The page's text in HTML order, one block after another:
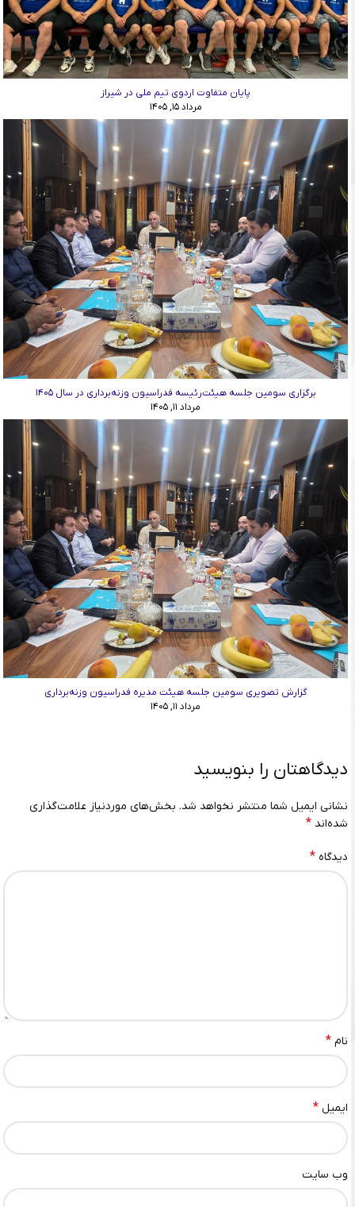
پایان متفاوت اردوی تیم ملی در شیراز
مرداد ۱۵, ۱۴۰۵
برگزاری سومین جلسه هیئت‌رئیسه فدراسیون وزنه‌برداری در سال ۱۴۰۵
مرداد ۱۱, ۱۴۰۵
گزارش تصویری سومین جلسه هیئت مدیره فدراسیون وزنه‌برداری
مرداد ۱۱, ۱۴۰۵
دیدگاهتان را بنویسید
نشانی ایمیل شما منتشر نخواهد شد. بخش‌های موردنیاز علامت‌گذاری
شده‌اند *
دیدگاه *
نام *
ایمیل *
وب‌ سایت